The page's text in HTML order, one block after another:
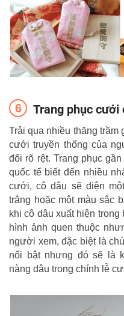
Trang phục cưới
Trải qua nhiều thăng trầm
cưới truyền thống của
đổi rõ rệt. Trang phục
quốc tế biết đến nhiều
cưới, cô dâu sẽ diện
trắng hoặc một màu sắc
khi cô dâu xuất hiện
hình ảnh quen thuộc
người xem, đặc biệt là
nổi bật nhưng đó sẽ là
nàng dâu trong chính lễ